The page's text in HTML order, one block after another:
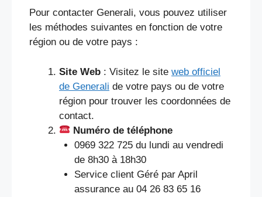
Pour contacter Generali, vous pouvez utiliser
les méthodes suivantes en fonction de votre
région ou de votre pays :
Site Web : Visitez le site web officiel
de Generali de votre pays ou de votre
région pour trouver les coordonnées de
contact.
Numéro de téléphone
0969 322 725 du lundi au vendredi
de 8h30 à 18h30
Service client Géré par April
assurance au 04 26 83 65 16